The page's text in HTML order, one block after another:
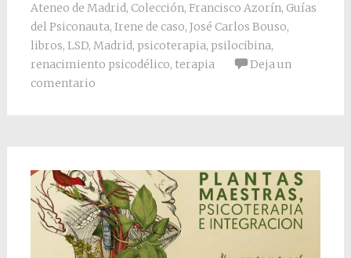
Ateneo de Madrid, Colección, Francisco Azorín, Guías
del Psiconauta, Irene de caso, José Carlos Bouso,
libros, LSD, Madrid, psicoterapia, psilocibina,
renacimiento psicodélico, terapia
Deja un
comentario